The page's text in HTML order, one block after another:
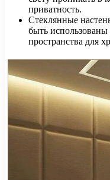
приватность.
Стеклянные
быть использованы
пространства для